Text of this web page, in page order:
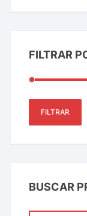
FILTRAR
FILTRAR
BUSCAR